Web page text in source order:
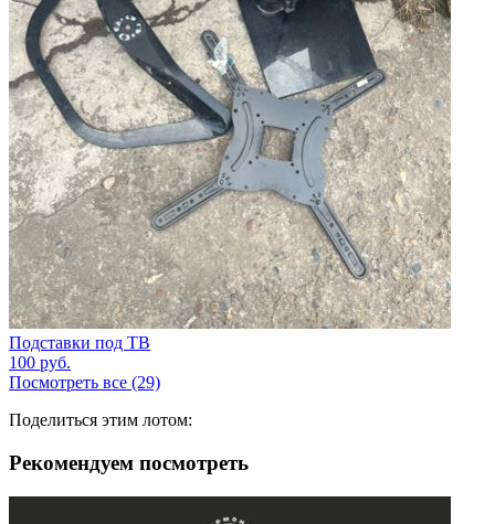
Подставки под ТВ
100 руб.
Посмотреть все (29)
Поделиться этим лотом:
Рекомендуем посмотреть